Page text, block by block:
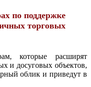
по поддержке
торговых
которые расширят
и досуговых объектов,
облик и приведут в